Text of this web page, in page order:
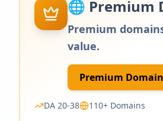
🌐 Premium
Premium
value.
Premium
DA 20-38 110+ Domains